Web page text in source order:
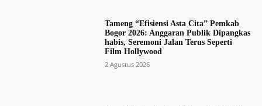
Tameng “Efisiensi Asta Cita” Pemkab
Bogor 2026: Anggaran Publik Dipangkas
habis, Seremoni Jalan Terus Seperti
Film Hollywood
2 Agustus 2026